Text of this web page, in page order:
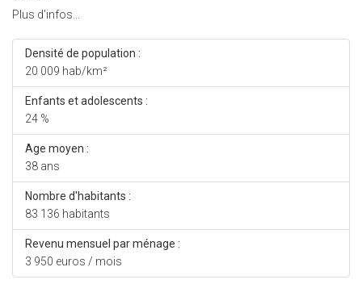
Plus d'infos...
Densité de population :
20 009 hab/km²
Enfants et adolescents :
24 %
Age moyen :
38 ans
Nombre d'habitants :
83 136 habitants
Revenu mensuel par ménage :
3 950 euros / mois